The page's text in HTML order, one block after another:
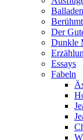
Balladen
Der
Dunkle
Essays
Fabeln